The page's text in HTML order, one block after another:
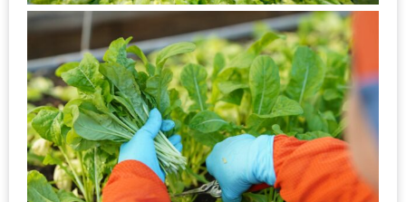
SHOP
TOP
10
รีวิว
ร้าน
อาหาร